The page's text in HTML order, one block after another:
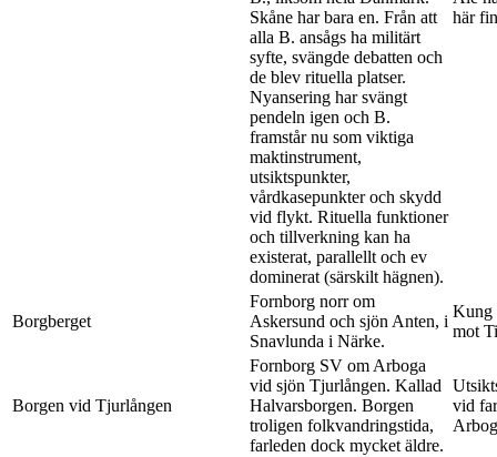
Skåne har bara en. Från att
alla B. ansågs ha militärt
syfte, svängde debatten och
de blev rituella platser.
Nyansering har svängt
pendeln igen och B.
framstår nu som viktiga
maktinstrument,
utsiktspunkter,
vårdkasepunkter och skydd
vid flykt. Rituella funktioner
och tillverkning kan ha
existerat, parallellt och ev
dominerat (särskilt hägnen).
här
Borgberget
Fornborg norr om
Askersund och sjön Anten, i
Snavlunda i Närke.
Kung
mot
Borgen vid Tjurlången
Fornborg SV om Arboga
vid sjön Tjurlången. Kallad
Halvarsborgen. Borgen
troligen folkvandringstida,
farleden dock mycket äldre.
vid